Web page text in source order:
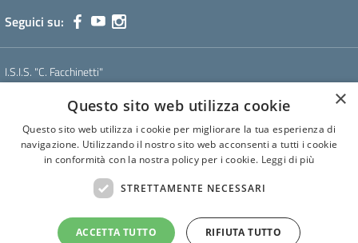
Seguici su:
I.S.I.S. "C. Facchinetti"
Tel. 0331 635718 - E-mail: vais01900e@istruzione.it - Pec:
vais01900e@pec.istruzione.it
Codice meccanografico: VAIS01900E
Codice Fiscale: 81009250127
Concept & Design by Designers Italia
×
Questo sito web utilizza cookie
Questo sito web utilizza i cookie per migliorare la tua esperienza di
navigazione. Utilizzando il nostro sito web acconsenti a tutti i cookie
in conformità con la nostra policy per i cookie. Leggi di più
STRETTAMENTE NECESSARI
ACCETTA TUTTO RIFIUTA TUTTO